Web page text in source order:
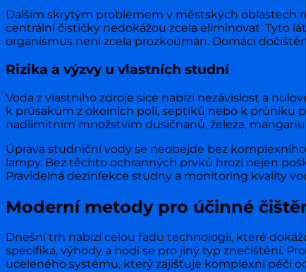
Dalším skrytým problémem v městských
centrální čističky nedokážou zcela eliminovat. Tyto
organismus není zcela prozkoumán. Domácí
Rizika a výzvy u vlastních studní
Voda z vlastního zdroje sice nabízí nezávislost a
k průsakům z okolních polí, septiků nebo k průniku
nadlimitním množstvím dusičnanů, železa,
Úprava studniční vody se neobejde bez
lampy. Bez těchto ochranných prvků hrozí nejen
Pravidelná dezinfekce studny a monitoring kvality
Moderní metody pro účinné
Dnešní trh nabízí celou řadu technologií, které
specifika, výhody a hodí se pro jiný typ znečištění.
uceleného systému, který zajišťuje komplexní péči